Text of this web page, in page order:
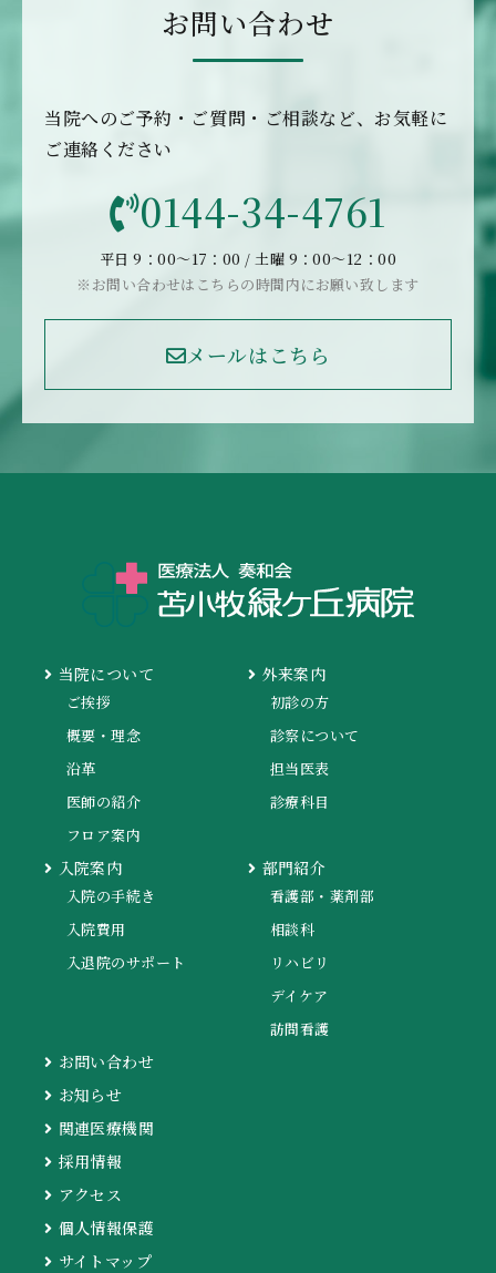
お問い合わせ
当院へのご予約・ご質問・ご相談など、お気軽に
ご連絡ください
0144-34-4761
平日 9：00〜17：00 / 土曜 9：00〜12：00
※お問い合わせはこちらの時間内にお願い致します
メールはこちら
当院について
ご挨拶
概要・理念
沿革
医師の紹介
フロア案内
外来案内
初診の方
診察について
担当医表
診療科目
入院案内
入院の手続き
入院費用
入退院のサポート
部門紹介
看護部・薬剤部
相談科
リハビリ
デイケア
訪問看護
お問い合わせ
お知らせ
関連医療機関
採用情報
アクセス
個人情報保護
サイトマップ